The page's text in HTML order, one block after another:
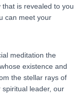
is revealed to you
can meet your
meditation the
existence and
the stellar rays of
leader, our